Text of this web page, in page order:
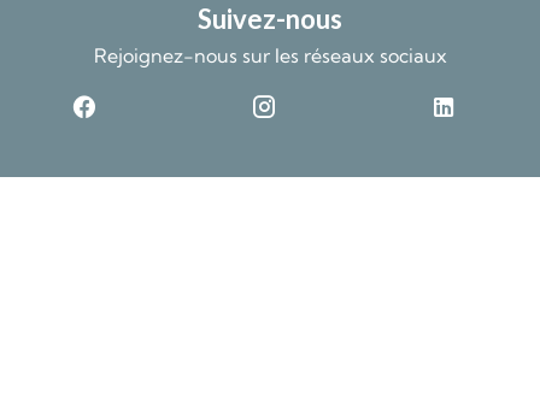
Suivez-nous
Rejoignez-nous sur les réseaux sociaux